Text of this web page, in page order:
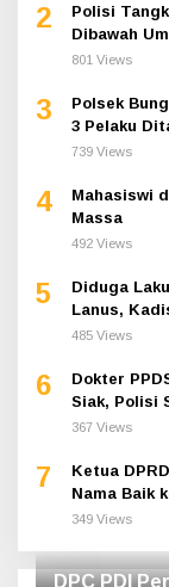
2
Polisi
Dibawah
801 Views
3
Polsek
3 Pelaku
739 Views
4
Mahasiswi
Massa
492 Views
5
Diduga
Lanus,
485 Views
6
Dokter
Siak, Polisi
367 Views
7
Ketua
Nama Baik
349 Views
DPC PDI